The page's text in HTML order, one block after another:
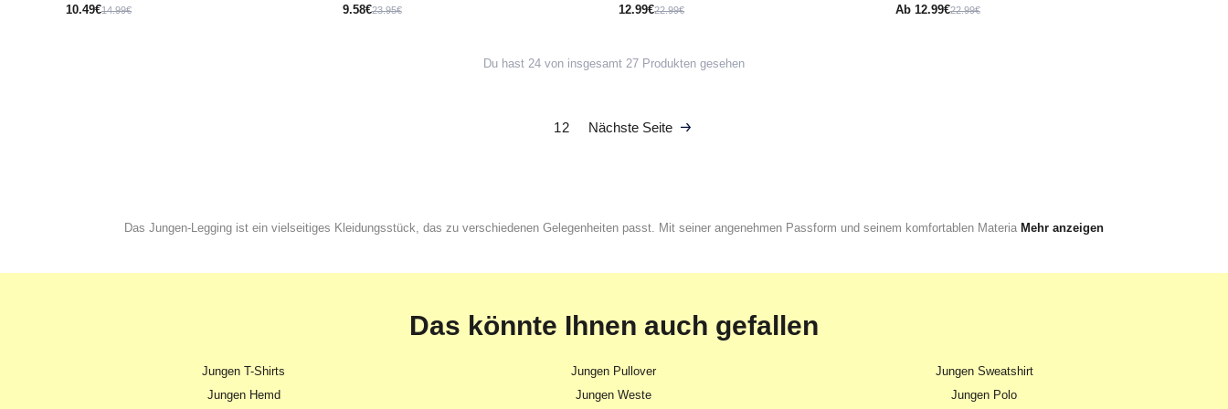
10.49€14.99€
9.58€23.95€
12.99€22.99€
Ab 12.99€22.99€
Du hast 24 von insgesamt 27 Produkten gesehen
12 Nächste Seite
Das Jungen-Legging ist ein vielseitiges Kleidungsstück, das zu verschiedenen Gelegenheiten passt. Mit seiner angenehmen Passform und seinem komfortablen Materia Mehr anzeigen
Das könnte Ihnen auch gefallen
Jungen T-Shirts Jungen Pullover
Jungen Sweatshirt
Jungen Hemd
Jungen Weste Jungen Polo